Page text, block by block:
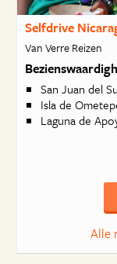
Selfdrive
Van Verre Reizen
San Juan del
Isla de
Laguna de
Alle